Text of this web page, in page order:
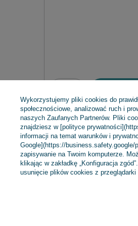
Zamówienia
Wykorzystujemy pliki cookies do
społecznościowe, analizować ruch i
naszych Zaufanych Partnerów. Pliki
znajdziesz w [polityce
informacji na temat warunków i
Google](https://
zapisywanie na Twoim komputerze.
klikając w zakładkę „Konfiguracja
usunięcie plików cookies z